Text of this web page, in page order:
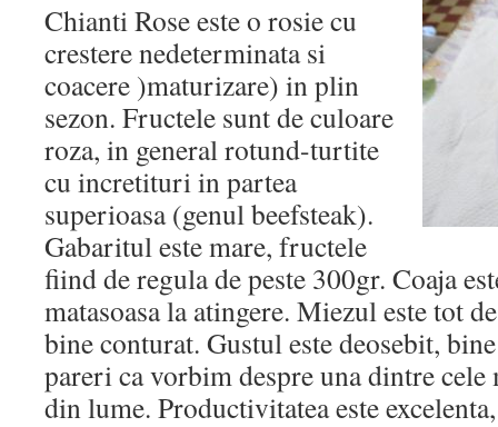
Chianti Rose este o rosie cu
crestere nedeterminata si
coacere )maturizare) in plin
sezon. Fructele sunt de culoare
roza, in general rotund-turtite
cu incretituri in partea
superioasa (genul beefsteak).
Gabaritul este mare, fructele
fiind de regula de peste 300gr. Coaja
matasoasa la atingere. Miezul este tot
bine conturat. Gustul este deosebit,
pareri ca vorbim despre una dintre cele
din lume. Productivitatea este